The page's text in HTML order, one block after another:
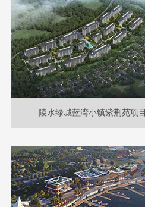
陵水绿城蓝湾小镇紫荆苑项目